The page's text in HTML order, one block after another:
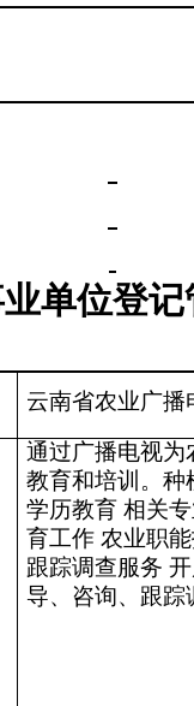
单位登
云南省农业广
通过广播电视为
教育和培训。种
学历教育 相关
育工作 农业职
跟踪调查服务
导、咨询、跟踪